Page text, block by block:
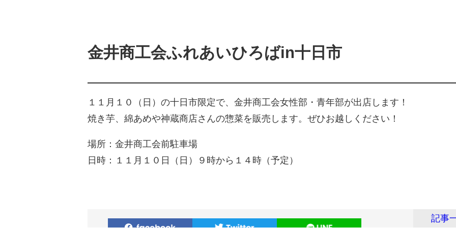
金井商工会ふれあいひろばin十日市
１１月１０（日）の十日市限定で、金井商工会女性部・青年部が出店します！
焼き芋、綿あめや神蔵商店さんの惣菜を販売します。ぜひお越しください！
場所：金井商工会前駐車場
日時：１１月１０日（日）９時から１４時（予定）
記事